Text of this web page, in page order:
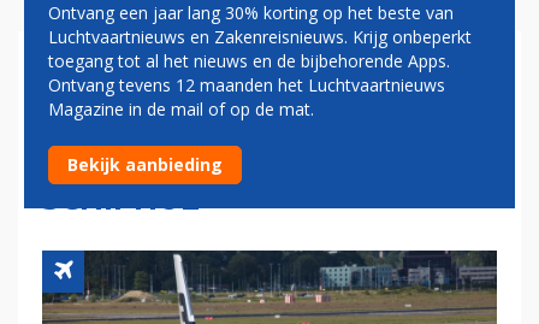
FINNAIR OOK KOMENDE
ZOMER TOT TWEEMAAL PER
DAG MET A350 NAAR
SCHIPHOL
Ontvang een jaar lang 30% korting op het beste van
Luchtvaartnieuws en Zakenreisnieuws. Krijg onbeperkt
toegang tot al het nieuws en de bijbehorende Apps.
Ontvang tevens 12 maanden het Luchtvaartnieuws
Magazine in de mail of op de mat.
Bekijk aanbieding